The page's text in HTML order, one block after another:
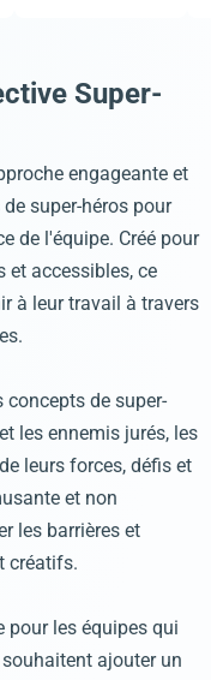
Super-
engageante et
super-héros pour
de l'équipe. Créé pour
et accessibles, ce
à leur travail à travers
de super-
les ennemis jurés, les
leurs forces, défis et
et non
les barrières et
créatifs.
pour les équipes qui
ajouter un